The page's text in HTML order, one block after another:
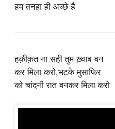
हम तनहा ही अच्छे है
हक़ीक़त ना सही तुम ख़्वाब बन
कर मिला करो,भटके मुसाफिर
को चांदनी रात बनकर मिला करो